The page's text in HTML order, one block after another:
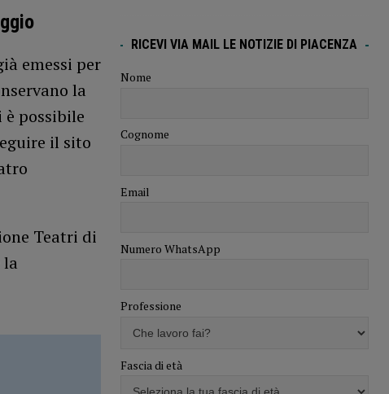
emessi per
la
possibile
il sito
Teatri di
RICEVI VIA MAIL LE NOTIZIE DI PIACENZA
Nome
Cognome
Email
Numero WhatsApp
Professione
Fascia di età